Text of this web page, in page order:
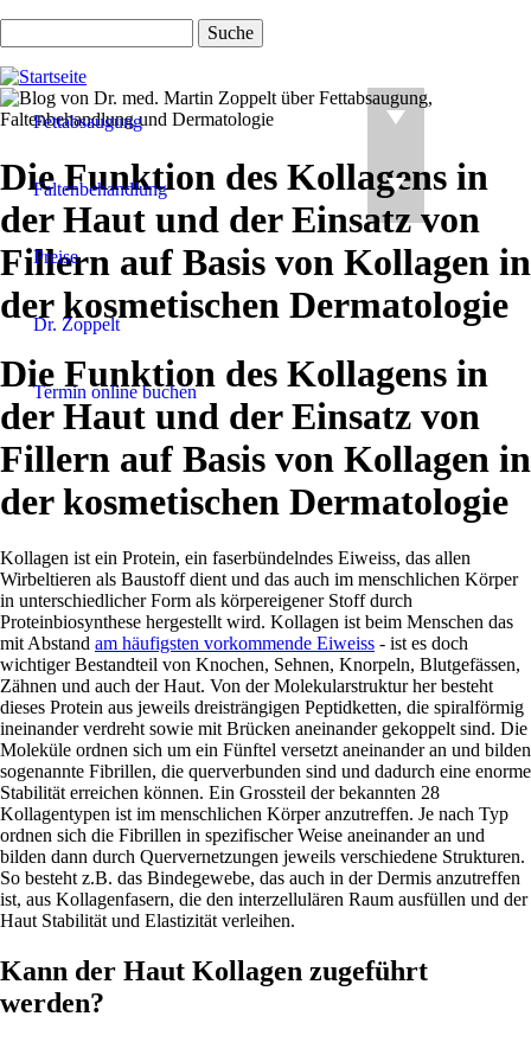
Inhalt
Fettabsaugung
Faltenbehandlung
Preise
Dr. Zoppelt
Termin online buchen
Die Funktion des Kollagens in
der Haut und der Einsatz von
Fillern auf Basis von Kollagen in
der kosmetischen Dermatologie
Die Funktion des Kollagens in
der Haut und der Einsatz von
Fillern auf Basis von Kollagen in
der kosmetischen Dermatologie
Kollagen ist ein Protein, ein faserbündelndes Eiweiss, das allen
Wirbeltieren als Baustoff dient und das auch im menschlichen Körper
in unterschiedlicher Form als körpereigener Stoff durch
Proteinbiosynthese hergestellt wird. Kollagen ist beim Menschen das
mit Abstand am häufigsten vorkommende Eiweiss - ist es doch
wichtiger Bestandteil von Knochen, Sehnen, Knorpeln, Blutgefässen,
Zähnen und auch der Haut. Von der Molekularstruktur her besteht
dieses Protein aus jeweils dreisträngigen Peptidketten, die spiralförmig
ineinander verdreht sowie mit Brücken aneinander gekoppelt sind. Die
Moleküle ordnen sich um ein Fünftel versetzt aneinander an und bilden
sogenannte Fibrillen, die querverbunden sind und dadurch eine enorme
Stabilität erreichen können. Ein Grossteil der bekannten 28
Kollagentypen ist im menschlichen Körper anzutreffen. Je nach Typ
ordnen sich die Fibrillen in spezifischer Weise aneinander an und
bilden dann durch Quervernetzungen jeweils verschiedene Strukturen.
So besteht z.B. das Bindegewebe, das auch in der Dermis anzutreffen
ist, aus Kollagenfasern, die den interzellulären Raum ausfüllen und der
Haut Stabilität und Elastizität verleihen.
Kann der Haut Kollagen zugeführt
werden?